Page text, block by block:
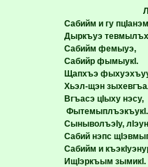
Сабийм и гу
Дыркъуэ
Сабийм фемыуэ,
Сабийр фымыукI.
Щапхъэ
Хьэл-щэн
Вгъасэ цIыху нэсу,
ФытемыплъэкъукI.
СыныволъэIу,
Сабий нэпс
Сабийм и
ИщIэркъым зымикI.